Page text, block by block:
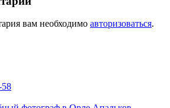
вам необходимо авторизоваться.
58